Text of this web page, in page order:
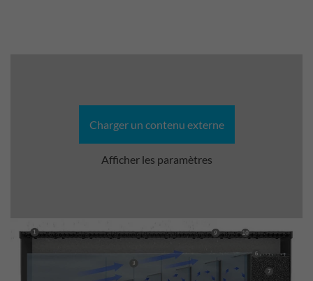
Charger un contenu externe
Afficher les paramètres